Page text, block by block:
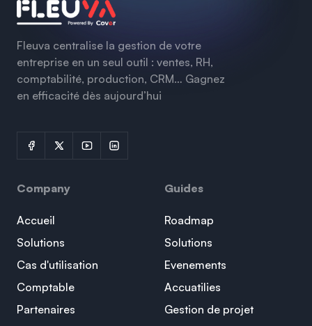
Fleuva centralise la gestion de votre
entreprise en un seul outil : ventes, RH,
comptabilité, production, CRM… Gagnez
en efficacité dès aujourd’hui
Company
Accueil
Solutions
Cas d'utilisation
Comptable
Partenaires
Guides
Roadmap
Solutions
Evenements
Accuatilies
Gestion de projet